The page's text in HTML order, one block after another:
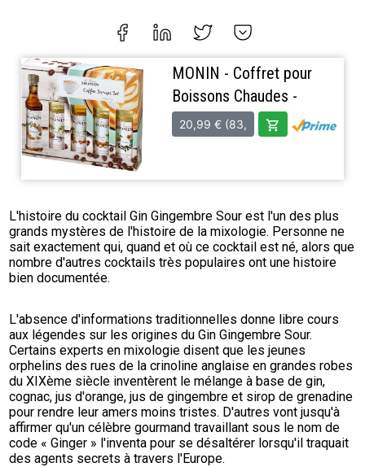
L'histoire du cocktail Gin Gingembre Sour est l'un des plus
grands mystères de l'histoire de la mixologie. Personne ne
sait exactement qui, quand et où ce cocktail est né, alors que
nombre d'autres cocktails très populaires ont une histoire
bien documentée.
L'absence d'informations traditionnelles donne libre cours
aux légendes sur les origines du Gin Gingembre Sour.
Certains experts en mixologie disent que les jeunes
orphelins des rues de la crinoline anglaise en grandes robes
du XIXème siècle inventèrent le mélange à base de gin,
cognac, jus d'orange, jus de gingembre et sirop de grenadine
pour rendre leur amers moins tristes. D'autres vont jusqu'à
affirmer qu'un célèbre gourmand travaillant sous le nom de
code « Ginger » l'inventa pour se désaltérer lorsqu'il traquait
des agents secrets à travers l'Europe.